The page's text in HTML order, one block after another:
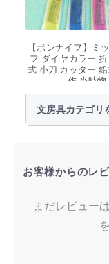
【ボンナイフ】ミ
フ ダイヤカラー
式 小刀 カッター 鉛
作 当時物
文房具カテゴリ
お客様からのレ
まだレビュー